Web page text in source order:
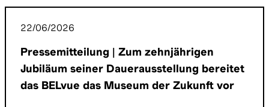
22/06/2026
Pressemitteilung | Zum zehnjährigen
Jubiläum seiner Dauerausstellung bereitet
das BELvue das Museum der Zukunft vor